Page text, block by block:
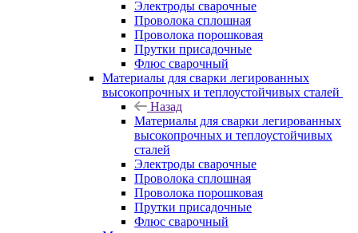
Электроды сварочные
Проволока сплошная
Проволока порошковая
Прутки присадочные
Флюс сварочный
Материалы для сварки легированных
высокопрочных и теплоустойчивых сталей
Назад
Материалы для сварки легированных
высокопрочных и теплоустойчивых
сталей
Электроды сварочные
Проволока сплошная
Проволока порошковая
Прутки присадочные
Флюс сварочный